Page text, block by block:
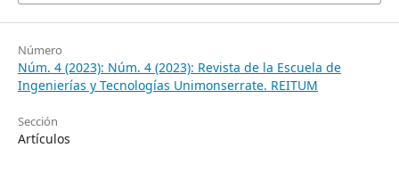
Número
Núm. 4 (2023): Núm. 4 (2023): Revista de la Escuela de
Ingenierías y Tecnologías Unimonserrate. REITUM
Sección
Artículos